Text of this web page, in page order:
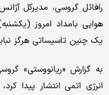
رافائل گروسی، مدیرکل
هوایی بامداد امروز
یک چنین تاسیساتی هرگز
به گزارش «ریانووستی»
انرژی اتمی انتشار پیدا